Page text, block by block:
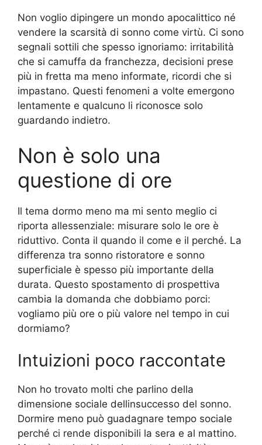
Non voglio dipingere un mondo apocalittico né
vendere la scarsità di sonno come virtù. Ci sono
segnali sottili che spesso ignoriamo: irritabilità
che si camuffa da franchezza, decisioni prese
più in fretta ma meno informate, ricordi che si
impastano. Questi fenomeni a volte emergono
lentamente e qualcuno li riconosce solo
guardando indietro.
Non è solo una
questione di ore
Il tema dormo meno ma mi sento meglio ci
riporta allessenziale: misurare solo le ore è
riduttivo. Conta il quando il come e il perché. La
differenza tra sonno ristoratore e sonno
superficiale è spesso più importante della
durata. Questo spostamento di prospettiva
cambia la domanda che dobbiamo porci:
vogliamo più ore o più valore nel tempo in cui
dormiamo?
Intuizioni poco raccontate
Non ho trovato molti che parlino della
dimensione sociale dellinsuccesso del sonno.
Dormire meno può guadagnare tempo sociale
perché ci rende disponibili la sera e al mattino.